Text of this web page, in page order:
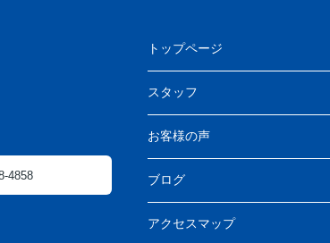
4858
トップページ
スタッフ
お客様の声
ブログ
アクセスマップ